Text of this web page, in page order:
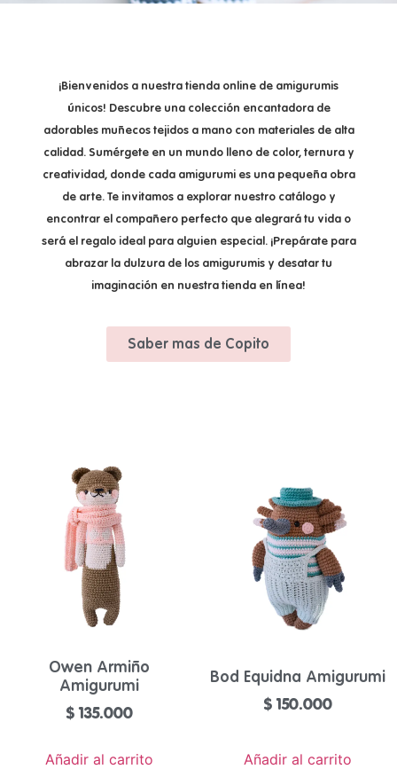
Hechos a mano
¡Bienvenidos a nuestra tienda online de amigurumis
únicos! Descubre una colección encantadora de
adorables muñecos tejidos a mano con materiales de alta
calidad. Sumérgete en un mundo lleno de color, ternura y
creatividad, donde cada amigurumi es una pequeña obra
de arte. Te invitamos a explorar nuestro catálogo y
encontrar el compañero perfecto que alegrará tu vida o
será el regalo ideal para alguien especial. ¡Prepárate para
abrazar la dulzura de los amigurumis y desatar tu
imaginación en nuestra tienda en línea!
Saber mas de Copito
Owen Armiño
Amigurumi
$ 135.000
Añadir al carrito
Bod Equidna Amigurumi
$ 150.000
Añadir al carrito